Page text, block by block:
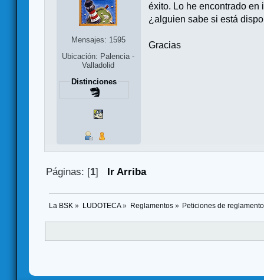
Mensajes: 1595
Ubicación: Palencia -
Valladolid
Distinciones
éxito. Lo he encontrado en
¿alguien sabe si está
Gracias
Páginas: [1] Ir Arriba
La BSK » LUDOTECA» Reglamentos» Peticiones de